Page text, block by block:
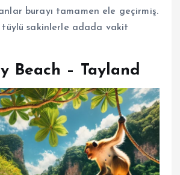
burayı tamamen ele geçirmiş.
sakinlerle adada vakit
Beach – Tayland